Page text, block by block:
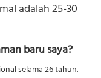
adalah 25-30
baru saya?
selama 26 tahun.